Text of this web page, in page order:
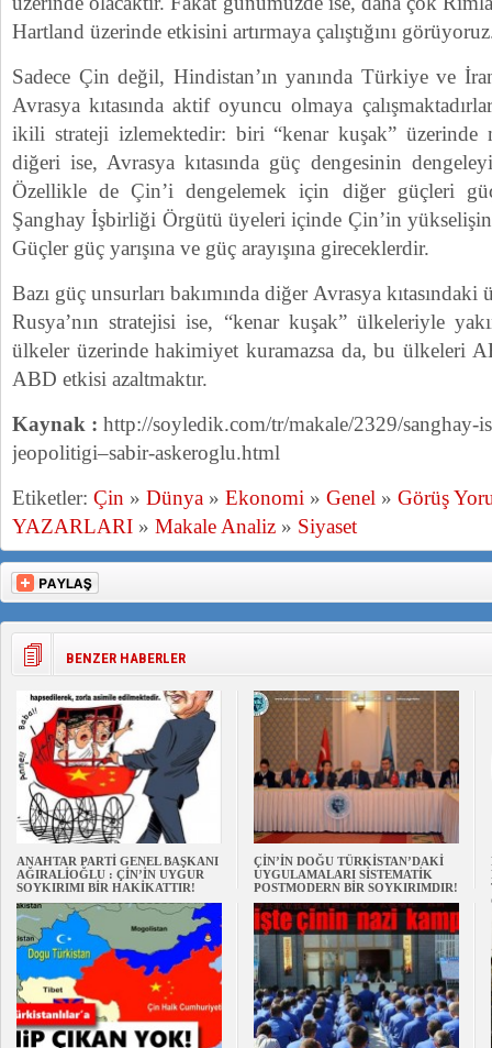
Hartland üzerinde etkisini artırmaya çalıştığını
Sadece Çin değil, Hindistan’ın yanında Türkiye ve
Avrasya kıtasında aktif oyuncu olmaya
ikili strateji izlemektedir: biri “kenar kuşak” üzerinde
diğeri ise, Avrasya kıtasında güç dengesinin
Özellikle de Çin’i dengelemek için diğer güçleri
Şanghay İşbirliği Örgütü üyeleri içinde Çin’in
Güçler güç yarışına ve güç arayışına gireceklerdir.
Bazı güç unsurları bakımında diğer Avrasya
Rusya’nın stratejisi ise, “kenar kuşak” ülkeleriyle
ülkeler üzerinde hakimiyet kuramazsa da, bu ülkeleri
ABD etkisi azaltmaktır.
Kaynak : http://soyledik.com/tr/makale/2329/sanghay-
jeopolitigi–sabir-askeroglu.html
Etiketler: Çin » Dünya » Ekonomi » Genel » Görüş
YAZARLARI » Makale Analiz » Siyaset
BENZER HABERLER
ANAHTAR PARTİ GENEL BAŞKANI
AĞIRALİOĞLU : ÇİN’İN UYGUR
SOYKIRIMI BİR HAKİKATTIR!
ÇİN’İN DOĞU TÜRKİSTAN’DAKİ
UYGULAMALARI SİSTEMATİK
POSTMODERN BİR SOYKIRIMDIR!